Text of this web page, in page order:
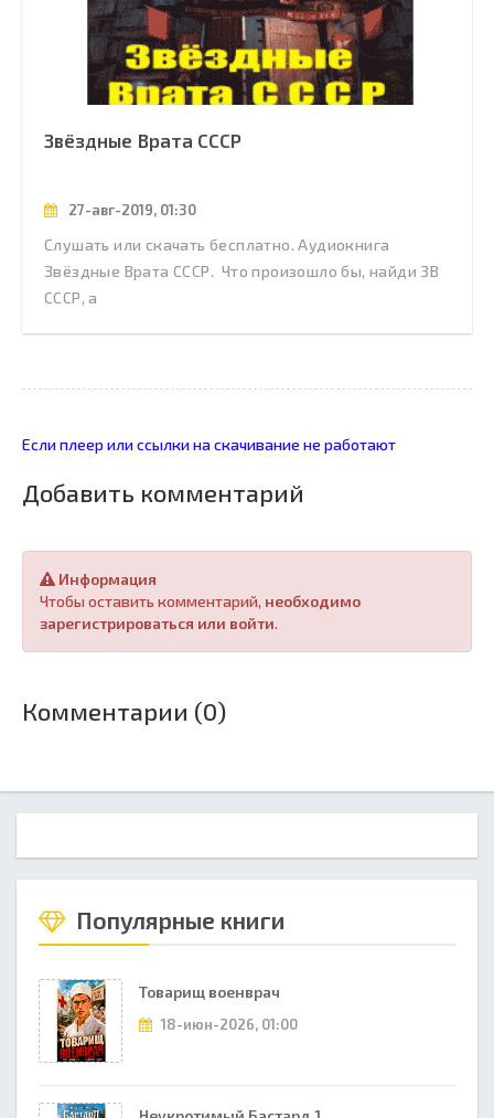
Звёздные Врата СССР
27-авг-2019, 01:30
Слушать или скачать бесплатно. Аудиокнига
Звёздные Врата СССР. Что произошло бы, найди ЗВ
СССР, а
Если плеер или ссылки на скачивание не работают
Добавить комментарий
Информация
Чтобы оставить комментарий, необходимо
зарегистрироваться или войти.
Комментарии (0)
Популярные книги
Товарищ военврач
18-июн-2026, 01:00